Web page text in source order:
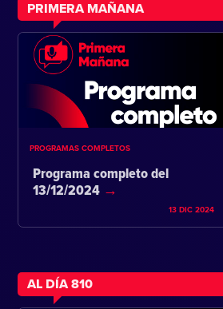
PRIMERA MAÑANA
PROGRAMAS COMPLETOS
Programa completo del
13/12/2024
13 DIC 2024
AL DÍA 810